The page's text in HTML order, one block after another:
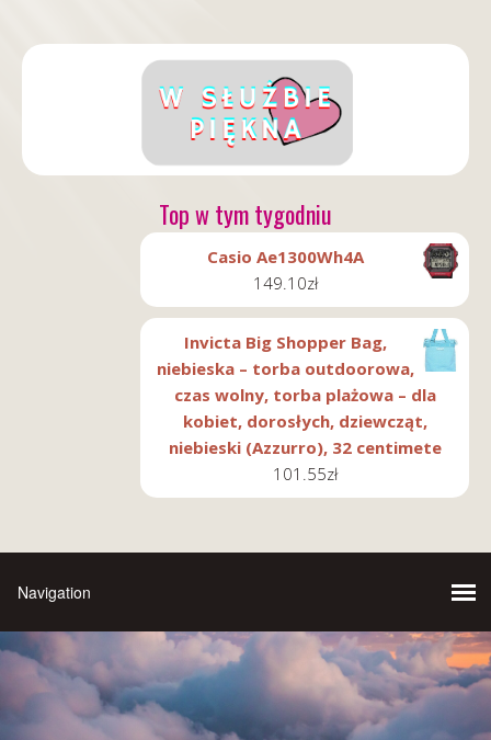
Top w tym tygodniu
Casio Ae1300Wh4A
149.10zł
Invicta Big Shopper Bag,
niebieska – torba outdoorowa,
czas wolny, torba plażowa – dla
kobiet, dorosłych, dziewcząt,
niebieski (Azzurro), 32 centimete
101.55zł